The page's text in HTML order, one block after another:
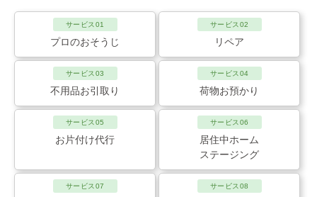
サービス01
プロのおそうじ
サービス02
リペア
サービス03
不用品お引取り
サービス04
荷物お預かり
サービス05
お片付け代行
サービス06
居住中ホーム
ステージング
サービス07 サービス08